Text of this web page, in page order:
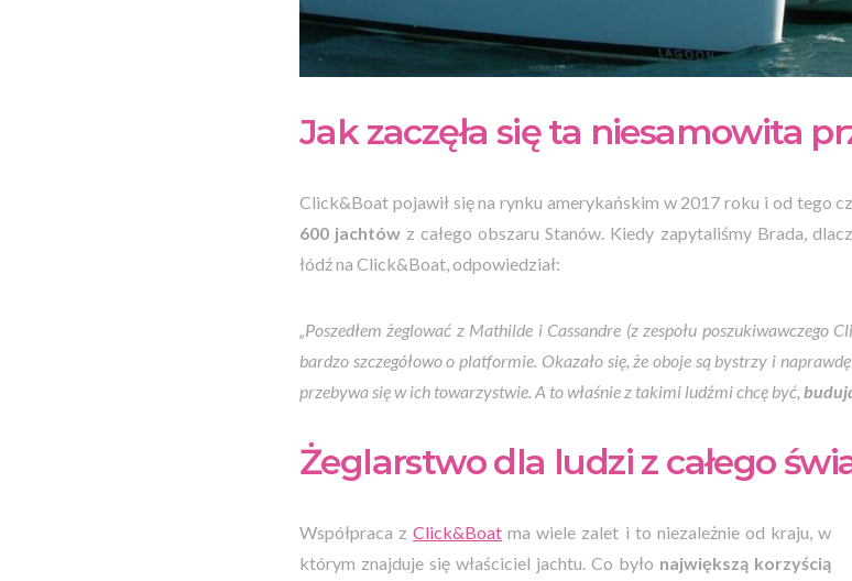
Jak zaczęła się ta niesamowita
Click&Boat pojawił się na rynku amerykańskim w 2017 roku i od tego
600 jachtów z całego obszaru Stanów. Kiedy zapytaliśmy Brada,
łódź na Click&Boat, odpowiedział:
„Poszedłem żeglować z Mathilde i Cassandre (z zespołu
bardzo szczegółowo o platformie. Okazało się, że oboje są bystrzy i
przebywa się w ich towarzystwie. A to właśnie z takimi ludźmi chcę być,
Żeglarstwo dla ludzi z całego
Współpraca zClick&Boat ma wiele zalet i to niezależnie od kraju, w
którym znajduje się właściciel jachtu. Co było największą korzyścią